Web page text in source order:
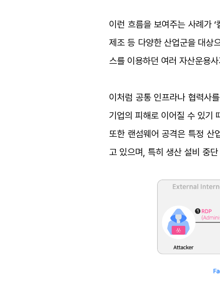
이런 흐름을 보여주는 사례가
제조 등 다양한 산업군을 대상
스를 이용하던 여러 자산운용
이처럼 공통 인프라나 협력사
기업의 피해로 이어질 수 있기
또한 랜섬웨어 공격은 특정 산
고 있으며, 특히 생산 설비 중